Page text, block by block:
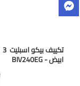
ابيض - BIV240EG